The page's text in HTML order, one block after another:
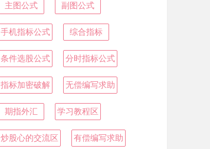
主图公式 副图公式
手机指标公式 综合指标
条件选股公式 分时指标公式
指标加密破解 无偿编写求助
期指外汇 学习教程区
炒股心的交流区 有偿编写求助